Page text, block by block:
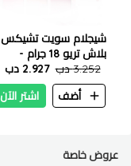
شيجلام سويت تشيكس
بلاش تريو 18 جرام -
إنامورد
3.252 دب
2.927 دب
أضف
اشتر الآن
عروض خاصة